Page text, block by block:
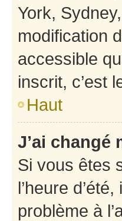
York,
modification
accessible
inscrit, c’est
Haut
J’ai changé
Si vous êtes
l’heure
problème à